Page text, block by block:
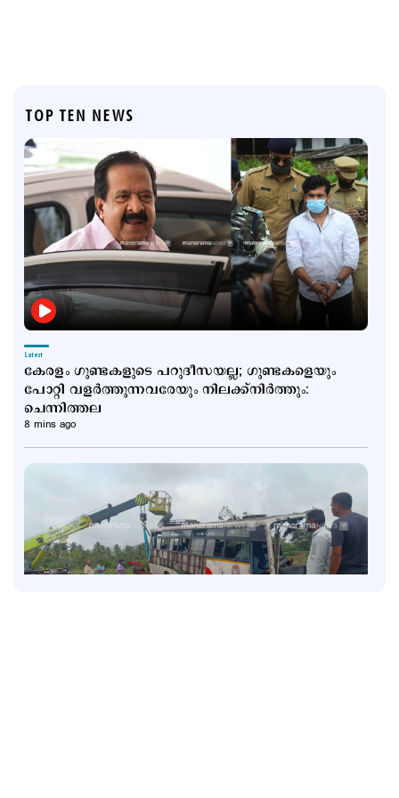
TOP TEN NEWS
Latest
കേരളം ഗുണ്ടകളുടെ പറുദീസയല്ല; ഗുണ്ടകളെയും
പോറ്റി വളര്‍ത്തുന്നവരേയും നിലക്ക്നിര്‍ത്തും:
ചെന്നിത്തല
8 mins ago